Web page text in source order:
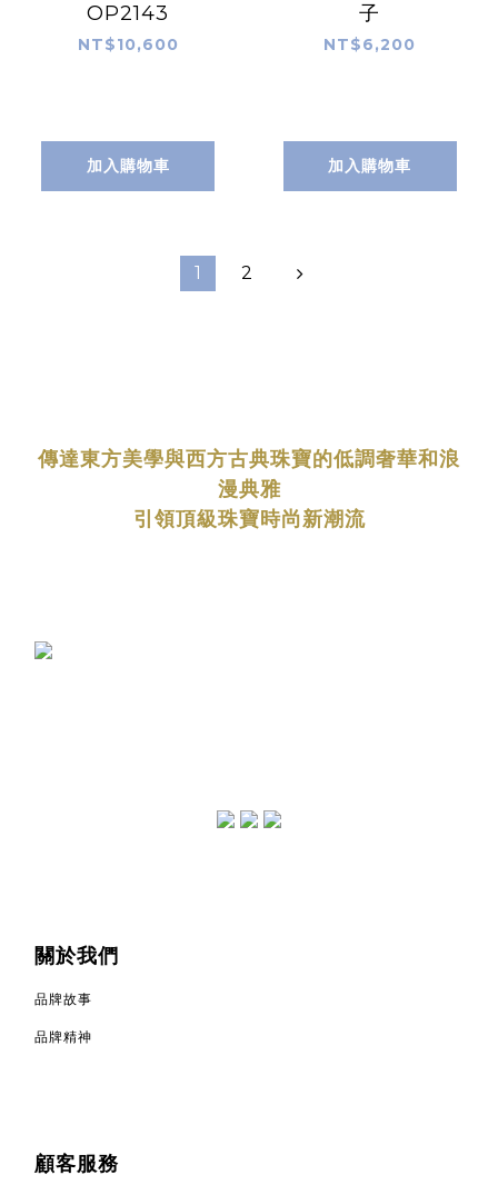
OP2143
NT$10,600
加入購物車
子
NT$6,200
加入購物車
1 2
傳達東方美學與西方古典珠寶的低調奢華和浪
漫典雅
引領頂級珠寶時尚新潮流
關於我們
品牌故事
品牌精神
顧客服務